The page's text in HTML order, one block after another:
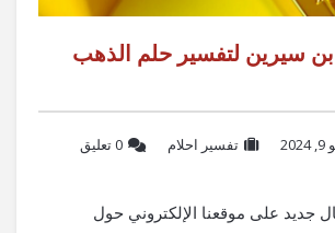
سيرين لتفسير حلم الذهب
تفسير احلام
‫0 تعليق
جديد على موقعنا الإلكتروني حول